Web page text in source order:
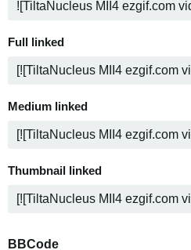
Full linked
Medium linked
Thumbnail linked
BBCode